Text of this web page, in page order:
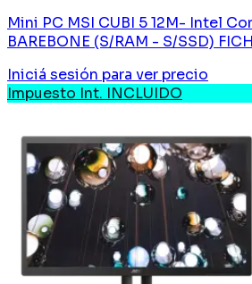
Mini PC MSI CUBI 5 12M- Intel
BAREBONE (S/RAM - S/SSD)
Iniciá sesión para ver precio
Impuesto Int. INCLUIDO